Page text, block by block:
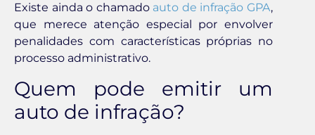
Existe ainda o chamado auto de infração GPA,
que merece atenção especial por envolver
penalidades com características próprias no
processo administrativo.
Quem pode emitir um
auto de infração?